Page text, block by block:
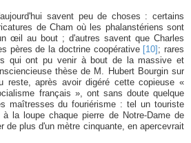
savent peu de choses : certains
de Cham où les phalanstériens sont
œil au bout ; d'autres savent que Charles
pères de la doctrine coopérative
[10] ; rares
qui ont pu venir à bout de la massive et
thèse de M. Hubert Bourgin sur
reste, après avoir digéré cette copieuse «
français », ont sans doute quelque
maîtresses du fouriérisme : tel un touriste
la loupe chaque pierre de Notre-Dame de
de plus d'un mètre cinquante, en apercevrait